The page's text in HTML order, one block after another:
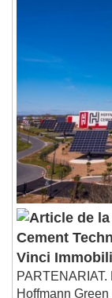
Subtitles
Audio
Picture-
This is a
and close
Cement
Vinci
PARTENARIAT.